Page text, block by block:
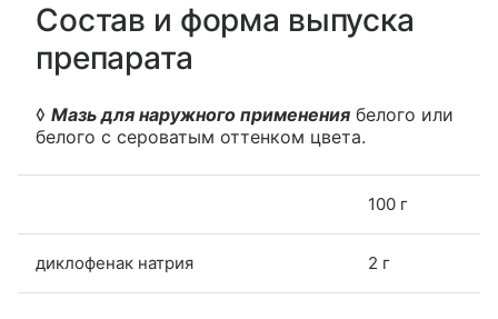
Состав и форма выпуска
препарата
◊ Мазь для наружного применения белого или
белого с сероватым оттенком цвета.
100 г
диклофенак натрия 2 г